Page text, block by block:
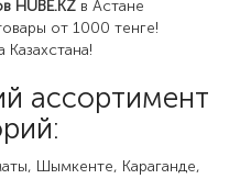
HUBE.KZ в Астане
от 1000 тенге!
ассортимент
Шымкенте, Караганде,